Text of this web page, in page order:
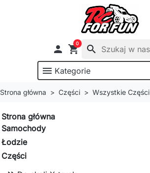
 shopping_cart
0
search
menu Kategorie
Strona główna Części Wszystkie Części
Strona główna
Samochody
Łodzie
Części